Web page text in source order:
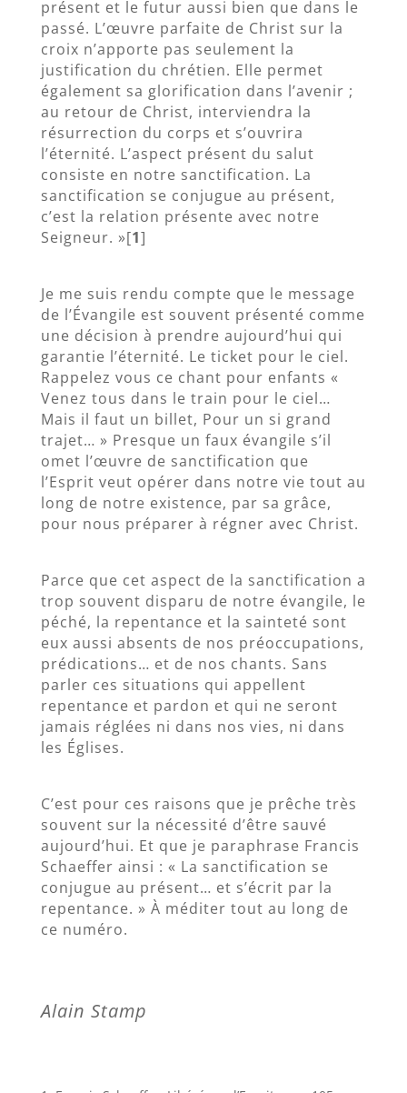
présent et le futur aussi bien que dans le
passé. L’œuvre parfaite de Christ sur la
croix n’apporte pas seulement la
justification du chrétien. Elle permet
également sa glorification dans l’avenir ;
au retour de Christ, interviendra la
résurrection du corps et s’ouvrira
l’éternité. L’aspect présent du salut
consiste en notre sanctification. La
sanctification se conjugue au présent,
c’est la relation présente avec notre
Seigneur. »[1]
Je me suis rendu compte que le message
de l’Évangile est souvent présenté comme
une décision à prendre aujourd’hui qui
garantie l’éternité. Le ticket pour le ciel.
Rappelez vous ce chant pour enfants «
Venez tous dans le train pour le ciel…
Mais il faut un billet, Pour un si grand
trajet… » Presque un faux évangile s’il
omet l’œuvre de sanctification que
l’Esprit veut opérer dans notre vie tout au
long de notre existence, par sa grâce,
pour nous préparer à régner avec Christ.
Parce que cet aspect de la sanctification a
trop souvent disparu de notre évangile, le
péché, la repentance et la sainteté sont
eux aussi absents de nos préoccupations,
prédications… et de nos chants. Sans
parler ces situations qui appellent
repentance et pardon et qui ne seront
jamais réglées ni dans nos vies, ni dans
les Églises.
C’est pour ces raisons que je prêche très
souvent sur la nécessité d’être sauvé
aujourd’hui. Et que je paraphrase Francis
Schaeffer ainsi : « La sanctification se
conjugue au présent… et s’écrit par la
repentance. » À méditer tout au long de
ce numéro.
Alain Stamp